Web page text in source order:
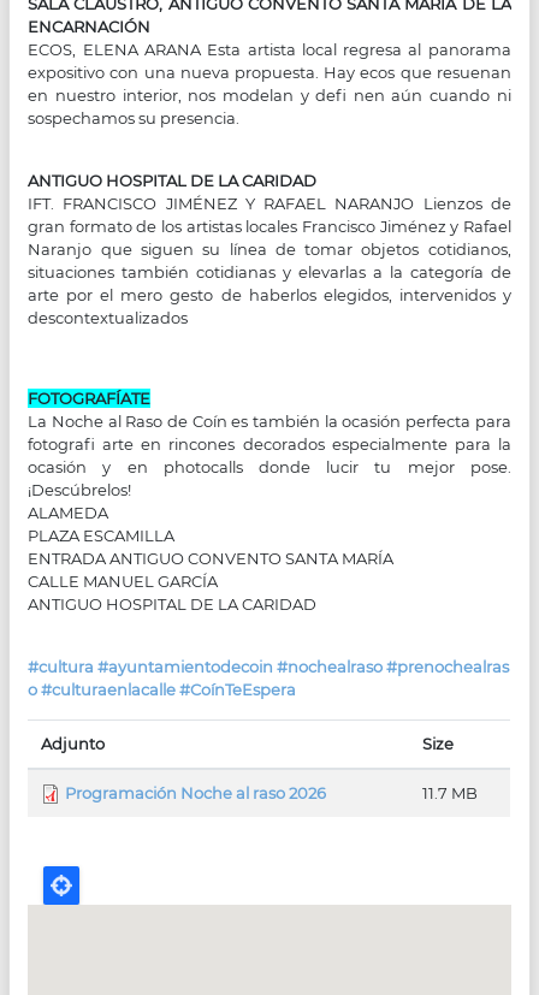
ENCARNACIÓN
ECOS, ELENA ARANA Esta artista local regresa al panorama
expositivo con una nueva propuesta. Hay ecos que resuenan
en nuestro interior, nos modelan y defi nen aún cuando ni
sospechamos su presencia.
ANTIGUO HOSPITAL DE LA CARIDAD
IFT. FRANCISCO JIMÉNEZ Y RAFAEL NARANJO Lienzos de
gran formato de los artistas locales Francisco Jiménez y Rafael
Naranjo que siguen su línea de tomar objetos cotidianos,
situaciones también cotidianas y elevarlas a la categoría de
arte por el mero gesto de haberlos elegidos, intervenidos y
descontextualizados
FOTOGRAFÍATE
La Noche al Raso de Coín es también la ocasión perfecta para
fotografi arte en rincones decorados especialmente para la
ocasión y en photocalls donde lucir tu mejor pose.
¡Descúbrelos!
ALAMEDA
PLAZA ESCAMILLA
ENTRADA ANTIGUO CONVENTO SANTA MARÍA
CALLE MANUEL GARCÍA
ANTIGUO HOSPITAL DE LA CARIDAD
#cultura #ayuntamientodecoin #nochealraso#prenochealras
o#culturaenlacalle#CoínTeEspera
Adjunto Size
Programación Noche al raso 2026 11.7 MB